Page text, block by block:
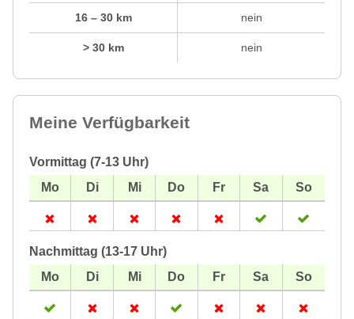
16 – 30 km
> 30 km
nein
nein
Meine Verfügbarkeit
Vormittag (7-13 Uhr)
Nachmittag (13-17 Uhr)